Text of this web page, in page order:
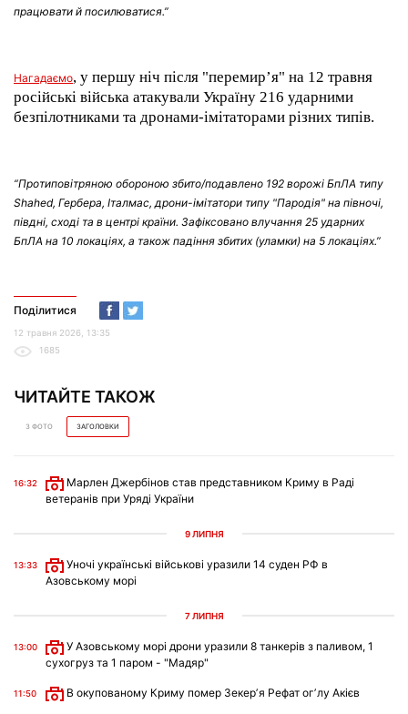
працювати й посилюватися.”
Нагадаємо, у першу ніч після "перемир’я" на 12 травня
російські війська атакували Україну 216 ударними
безпілотниками та дронами-імітаторами різних типів.
“Протиповітряною обороною збито/подавлено 192 ворожі БпЛА типу
Shahed, Гербера, Італмас, дрони-імітатори типу "Пародія" на півночі,
півдні, сході та в центрі країни. Зафіксовано влучання 25 ударних
БпЛА на 10 локаціях, а також падіння збитих (уламки) на 5 локаціях.”
Поділитися
12 травня 2026, 13:35
1685
ЧИТАЙТЕ ТАКОЖ
З ФОТО ЗАГОЛОВКИ
16:32
Марлен Джербінов став представником Криму в Раді
ветеранів при Уряді України
9 ЛИПНЯ
13:33
Уночі українські військові уразили 14 суден РФ в
Азовському морі
7 ЛИПНЯ
13:00
У Азовському морі дрони уразили 8 танкерів з паливом, 1
сухогруз та 1 паром - "Мадяр"
11:50 В окупованому Криму помер Зекерʼя Рефат огʼлу Акієв